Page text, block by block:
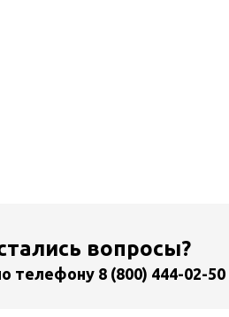
вопросы?
телефону 8 (800) 444-02-50